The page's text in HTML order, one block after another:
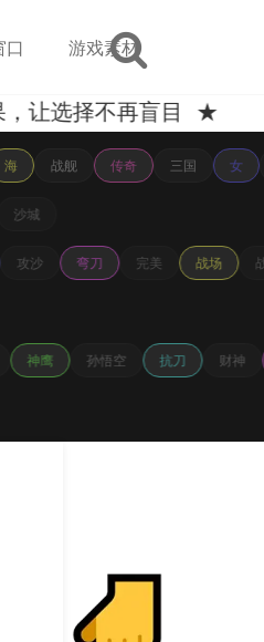
口 游戏素材
不再盲目 ★
海 战舰 传奇 三国 女
沙城
攻沙 弯刀 完美 战场
神鹰 孙悟空 抗刀 财神